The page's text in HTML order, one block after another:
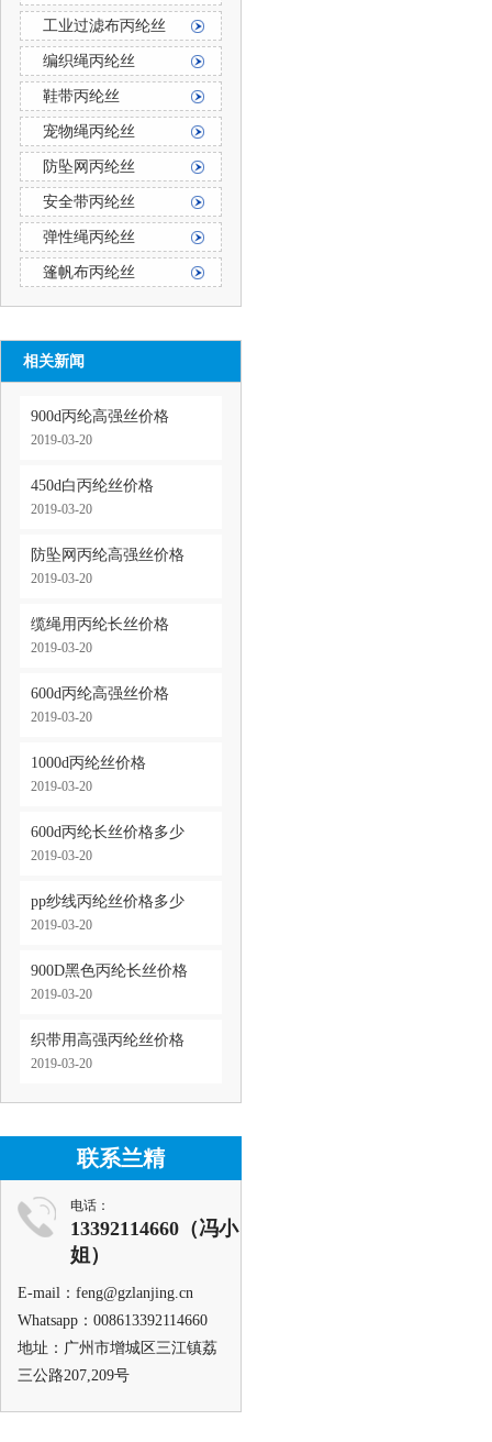
工业过滤布丙纶丝
编织绳丙纶丝
鞋带丙纶丝
宠物绳丙纶丝
防坠网丙纶丝
安全带丙纶丝
弹性绳丙纶丝
篷帆布丙纶丝
相关新闻
900d丙纶高强丝价格
2019-03-20
450d白丙纶丝价格
2019-03-20
防坠网丙纶高强丝价格
2019-03-20
缆绳用丙纶长丝价格
2019-03-20
600d丙纶高强丝价格
2019-03-20
1000d丙纶丝价格
2019-03-20
600d丙纶长丝价格多少
2019-03-20
pp纱线丙纶丝价格多少
2019-03-20
900D黑色丙纶长丝价格
2019-03-20
织带用高强丙纶丝价格
2019-03-20
联系兰精
电话：
13392114660（冯小
姐）
E-mail：feng@gzlanjing.cn
Whatsapp：008613392114660
地址：广州市增城区三江镇荔
三公路207,209号